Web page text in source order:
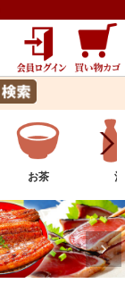
グルメ
お茶 酒